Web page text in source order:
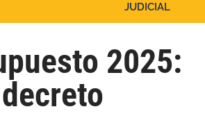
JUDICIAL
2025: